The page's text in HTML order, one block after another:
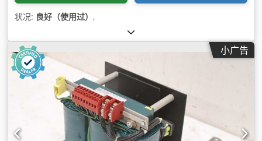
状况: 良好（使用过） ,
小广告